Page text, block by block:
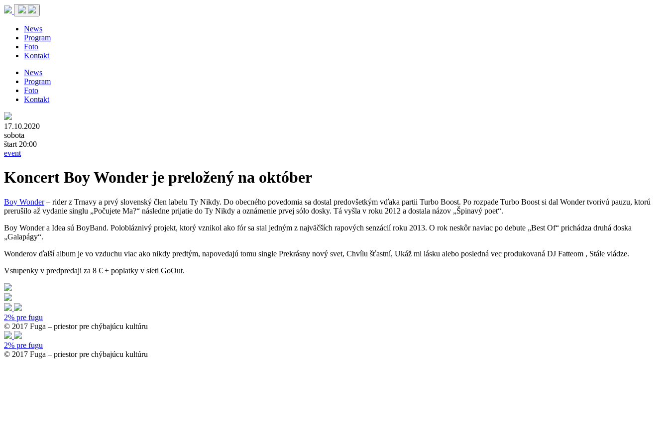
News
Program
Foto
Kontakt
News
Program
Foto
Kontakt
17.10.2020
sobota
štart 20:00
event
Koncert Boy Wonder je preložený na október
Boy Wonder– rider z Trnavy a prvý slovenský člen labelu Ty Nikdy. Do obecného povedomia sa dostal predovšetkým vďaka partii Turbo Boost. Po rozpade Turbo Boost si dal Wonder tvorivú pauzu, ktorú
prerušilo až vydanie singlu „Počujete Ma?“ následne prijatie do Ty Nikdy a oznámenie prvej sólo dosky. Tá vyšla v roku 2012 a dostala názov „Špinavý poet“.
Boy Wonder a Idea sú BoyBand. Polobláznivý projekt, ktorý vznikol ako fór sa stal jedným z najväčších rapových senzácií roku 2013. O rok neskôr naviac po debute „Best Of“ prichádza druhá doska
„Galapágy“.
Wonderov ďalší album je vo vzduchu viac ako nikdy predtým, napovedajú tomu single Prekrásny nový svet, Chvílu šťastní, Ukáž mi lásku alebo posledná vec produkovaná DJ Fatteom , Stále vládze.
Vstupenky v predpredaji za 8 € + poplatky v sieti GoOut.
2% pre fugu
© 2017 Fuga – priestor pre chýbajúcu kultúru
2% pre fugu
© 2017 Fuga – priestor pre chýbajúcu kultúru